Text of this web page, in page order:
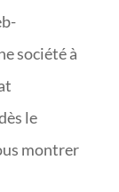
société à
le
montrer